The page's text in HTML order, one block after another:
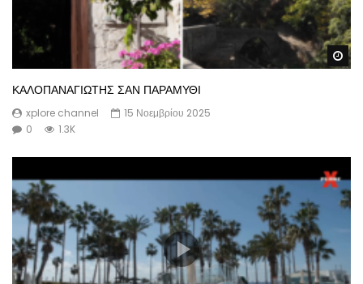
ΚΑΛΟΠΑΝΑΓΙΩΤΗΣ ΣΑΝ ΠΑΡΑΜΥΘΙ
xplore channel
15 Νοεμβρίου 2025
0
1.3K